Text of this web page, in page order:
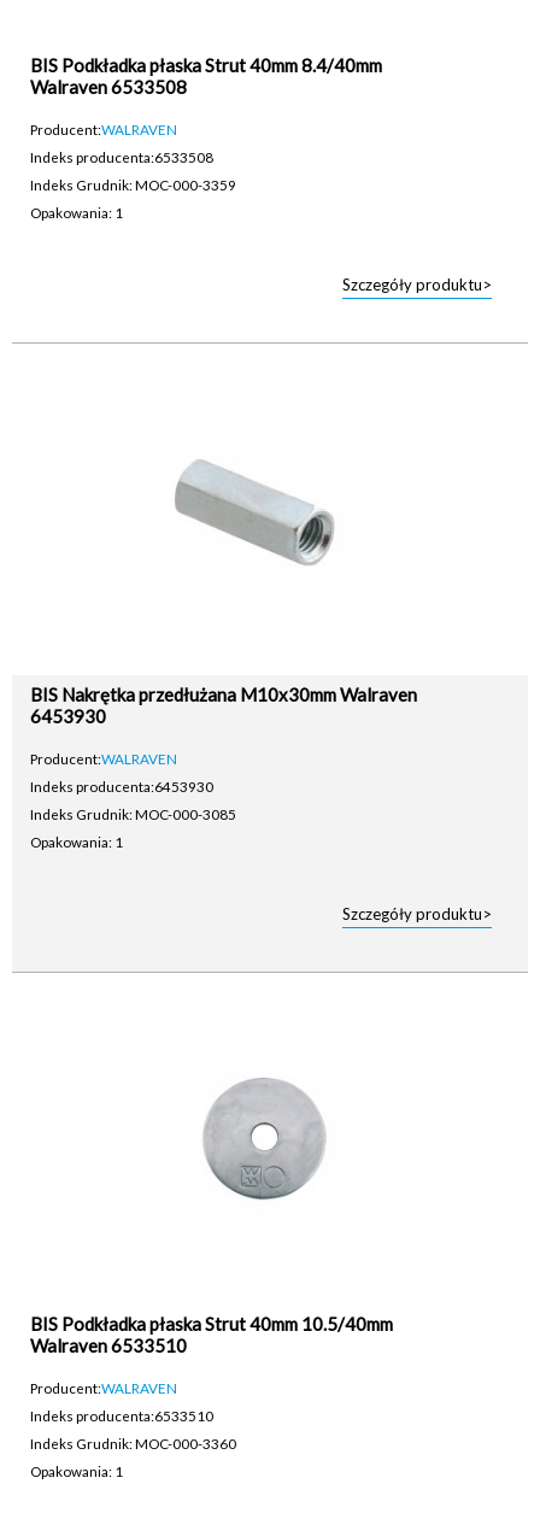
BIS Podkładka płaska Strut 40mm 8.4/40mm
Walraven 6533508
Producent:WALRAVEN
Indeks producenta:6533508
Indeks Grudnik: MOC-000-3359
Opakowania: 1
Szczegóły produktu>
BIS Nakrętka przedłużana M10x30mm Walraven
6453930
Producent:WALRAVEN
Indeks producenta:6453930
Indeks Grudnik: MOC-000-3085
Opakowania: 1
Szczegóły produktu>
BIS Podkładka płaska Strut 40mm 10.5/40mm
Walraven 6533510
Producent:WALRAVEN
Indeks producenta:6533510
Indeks Grudnik: MOC-000-3360
Opakowania: 1